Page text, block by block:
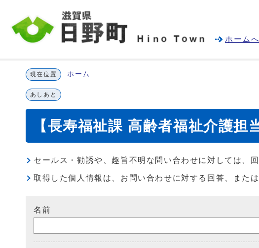
ホームへ
現在位置 ホーム
あしあと
【長寿福祉課 高齢者福祉介護担
セールス・勧誘や、趣旨不明な問い合わせに対しては、
取得した個人情報は、お問い合わせに対する回答、また
名前